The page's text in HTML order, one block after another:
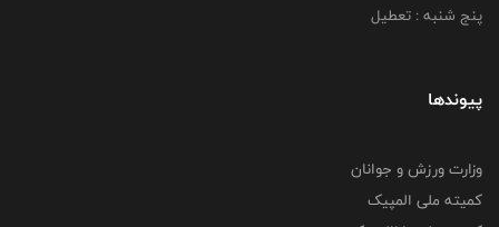
پنج شنبه : تعطیل
پیوندها
وزارت ورزش و جوانان
کمیته ملی المپیک